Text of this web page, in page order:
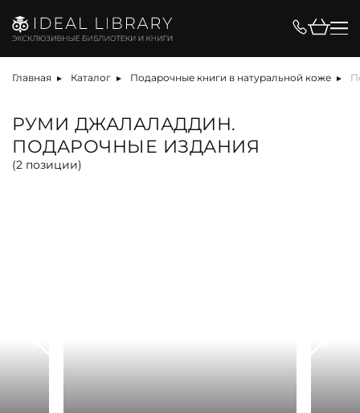
Главная Каталог Подарочные книги в натуральной коже
РУМИ ДЖАЛАЛАДДИН.
ПОДАРОЧНЫЕ ИЗДАНИЯ
(2 позиции)
Цена, ₽
Вид